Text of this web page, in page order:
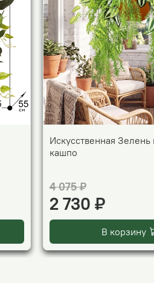
Искусственная
кашпо
4 075 ₽
2 730 ₽
В корзину